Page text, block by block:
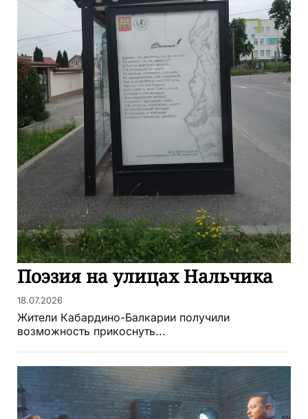
Поэзия на улицах Нальчика
18.07.2026
Жители Кабардино-Балкарии получили
возможность прикоснуть...